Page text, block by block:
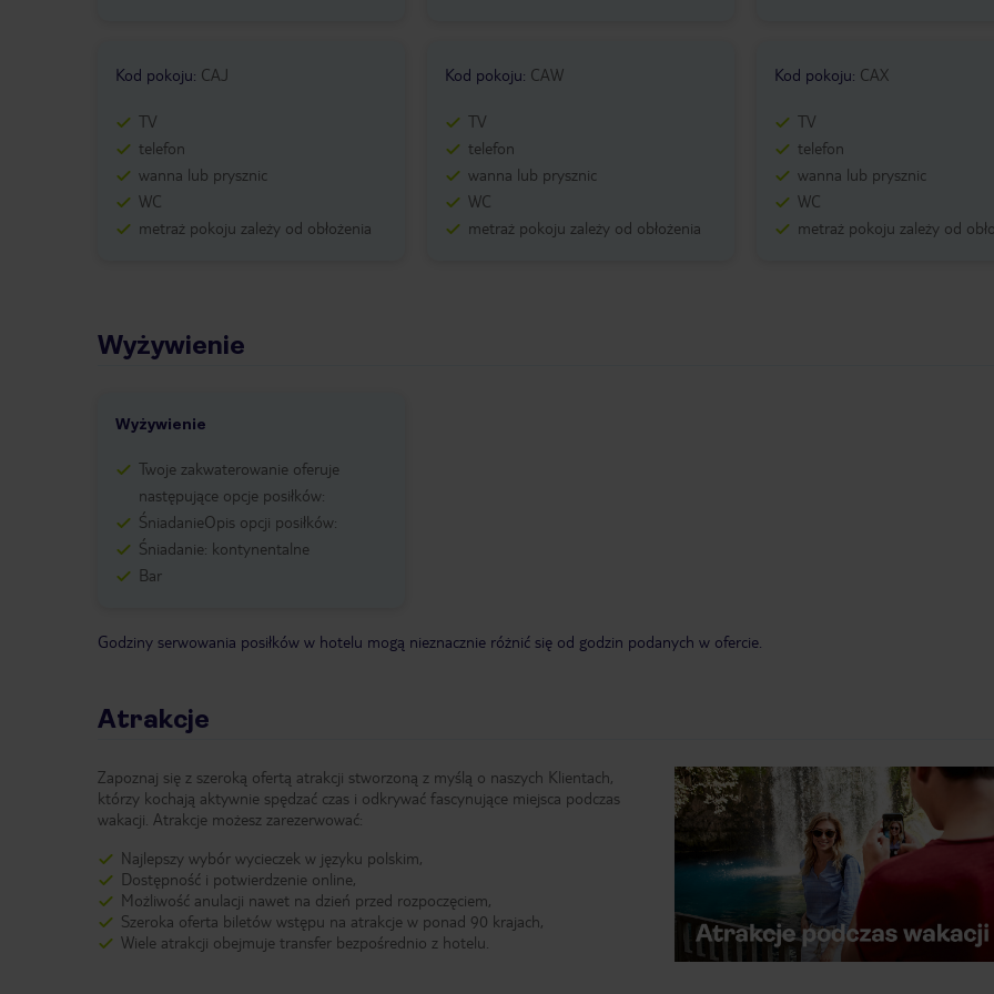
Kod pokoju: CAJ
TV
telefon
wanna lub prysznic
WC
metraż pokoju zależy od obłożenia
Kod pokoju: CAW
TV
telefon
wanna lub prysznic
WC
metraż pokoju zależy od obłożenia
Kod pokoju: CAX
TV
telefon
wanna lub prysznic
WC
metraż pokoju zależy od
Wyżywienie
Wyżywienie
Twoje zakwaterowanie oferuje
następujące opcje posiłków:
ŚniadanieOpis opcji posiłków:
Śniadanie: kontynentalne
Bar
Godziny serwowania posiłków w hotelu mogą nieznacznie różnić się od godzin podanych w ofercie.
Atrakcje
Zapoznaj się z szeroką ofertą atrakcji stworzoną z myślą o naszych Klientach,
którzy kochają aktywnie spędzać czas i odkrywać fascynujące miejsca podczas
wakacji. Atrakcje możesz zarezerwować:
Najlepszy wybór wycieczek w języku polskim,
Dostępność i potwierdzenie online,
Możliwość anulacji nawet na dzień przed rozpoczęciem,
Szeroka oferta biletów wstępu na atrakcje w ponad 90 krajach,
Wiele atrakcji obejmuje transfer bezpośrednio z hotelu.